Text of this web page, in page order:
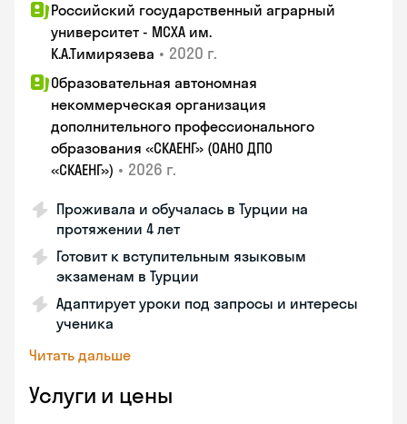
Российский государственный аграрный
университет - МСХА им.
К.А.Тимирязева • 2020 г.
Образовательная автономная
некоммерческая организация
дополнительного профессионального
образования «СКАЕНГ» (ОАНО ДПО
«СКАЕНГ») • 2026 г.
Проживала и обучалась в Турции на
протяжении 4 лет
Готовит к вступительным языковым
экзаменам в Турции
Адаптирует уроки под запросы и интересы
ученика
Читать дальше
Услуги и цены